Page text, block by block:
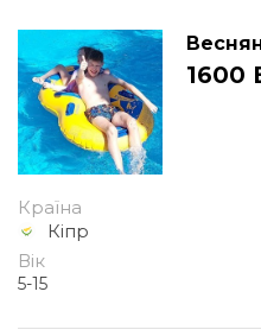
1600
Країна
Кіпр
Вік
5-15